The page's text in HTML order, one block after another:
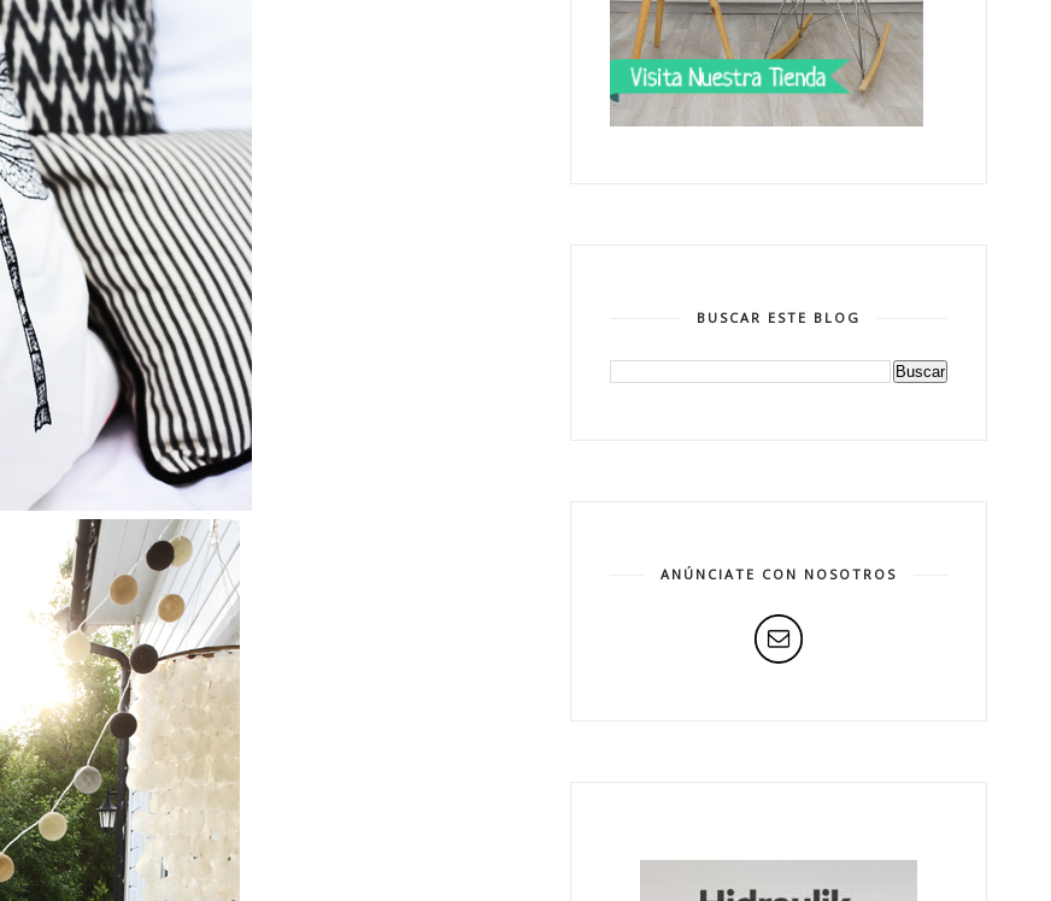
BUSCAR ESTE BLOG
ANÚNCIATE CON NOSOTROS